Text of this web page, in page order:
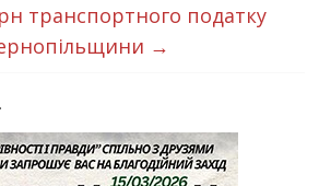
транспортного податку
→